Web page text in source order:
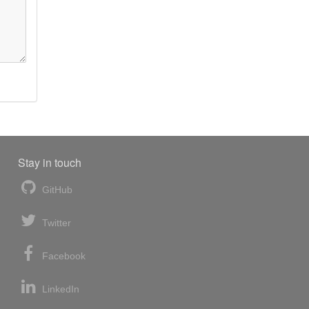
Stay in touch
GitHub
Twitter
Facebook
LinkedIn